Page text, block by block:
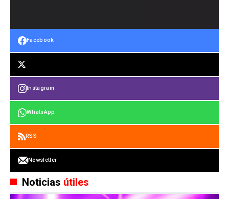
Facebook
Instagram
WhatsApp
RSS
Newsletter
Noticias útiles